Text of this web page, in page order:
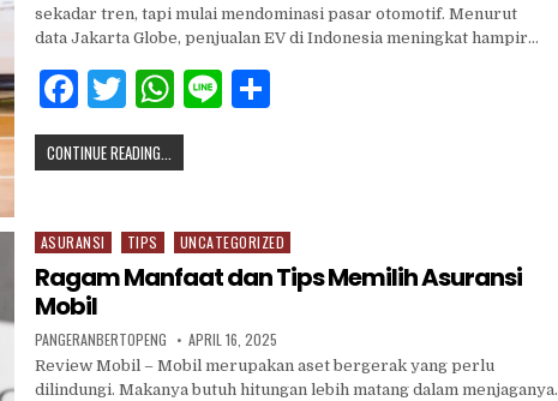
sekadar tren, tapi mulai mendominasi pasar otomotif. Menurut
data Jakarta Globe, penjualan EV di Indonesia meningkat hampir…
F
a
c
b
o
o
k
T
w
it
r
W
h
at
A
p
Li S
CONTINUE READING...
Posted
in
ASURANSI TIPS UNCATEGORIZED
Ragam Manfaat dan Tips Memilih Asuransi
Mobil
PANGERANBERTOPENG APRIL 16, 2025
Review Mobil – Mobil merupakan aset bergerak yang perlu
dilindungi. Makanya butuh hitungan lebih matang dalam menjaganya.